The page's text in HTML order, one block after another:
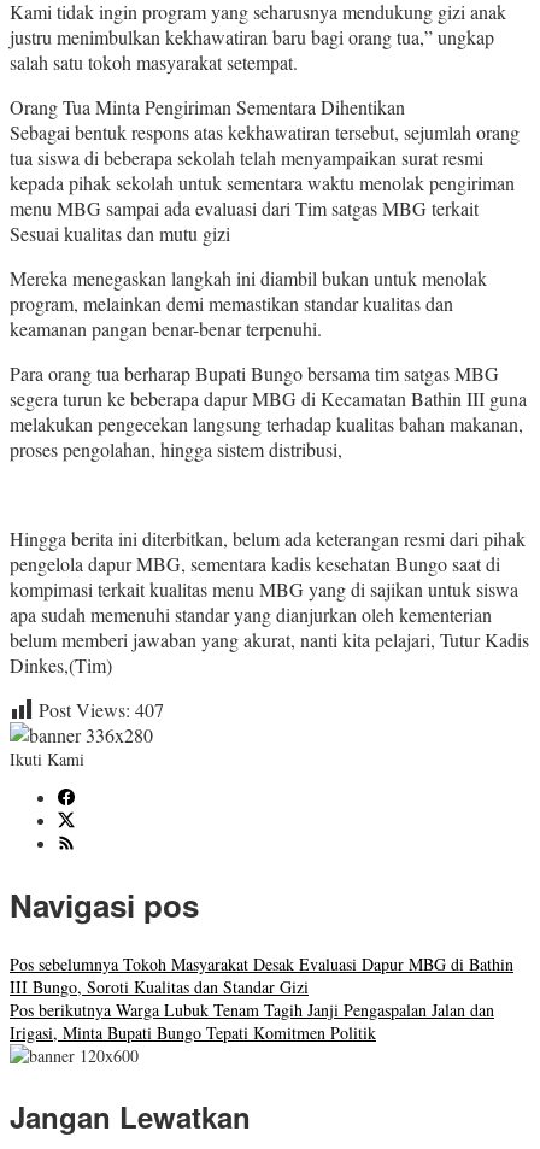
Kami tidak ingin program yang seharusnya mendukung gizi anak
justru menimbulkan kekhawatiran baru bagi orang tua,” ungkap
salah satu tokoh masyarakat setempat.
Orang Tua Minta Pengiriman Sementara Dihentikan
Sebagai bentuk respons atas kekhawatiran tersebut, sejumlah orang
tua siswa di beberapa sekolah telah menyampaikan surat resmi
kepada pihak sekolah untuk sementara waktu menolak pengiriman
menu MBG sampai ada evaluasi dari Tim satgas MBG terkait
Sesuai kualitas dan mutu gizi
Mereka menegaskan langkah ini diambil bukan untuk menolak
program, melainkan demi memastikan standar kualitas dan
keamanan pangan benar-benar terpenuhi.
Para orang tua berharap Bupati Bungo bersama tim satgas MBG
segera turun ke beberapa dapur MBG di Kecamatan Bathin III guna
melakukan pengecekan langsung terhadap kualitas bahan makanan,
proses pengolahan, hingga sistem distribusi,
Hingga berita ini diterbitkan, belum ada keterangan resmi dari pihak
pengelola dapur MBG, sementara kadis kesehatan Bungo saat di
kompimasi terkait kualitas menu MBG yang di sajikan untuk siswa
apa sudah memenuhi standar yang dianjurkan oleh kementerian
belum memberi jawaban yang akurat, nanti kita pelajari, Tutur Kadis
Dinkes,(Tim)
Post Views: 407
Ikuti Kami
Navigasi pos
Pos sebelumnya Tokoh Masyarakat Desak Evaluasi Dapur MBG di Bathin
III Bungo, Soroti Kualitas dan Standar Gizi
Pos berikutnya Warga Lubuk Tenam Tagih Janji Pengaspalan Jalan dan
Irigasi, Minta Bupati Bungo Tepati Komitmen Politik
Jangan Lewatkan